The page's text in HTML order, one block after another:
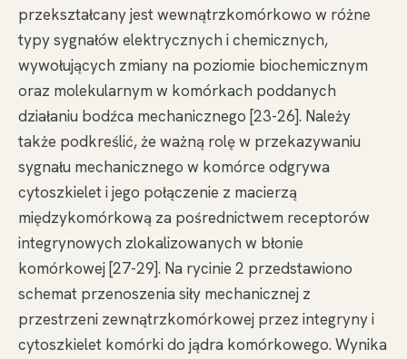
przekształcany jest wewnątrzkomórkowo w różne
typy sygnałów elektrycznych i chemicznych,
wywołujących zmiany na poziomie biochemicznym
oraz molekularnym w komórkach poddanych
działaniu bodźca mechanicznego [23-26]. Należy
także podkreślić, że ważną rolę w przekazywaniu
sygnału mechanicznego w komórce odgrywa
cytoszkielet i jego połączenie z macierzą
międzykomórkową za pośrednictwem receptorów
integrynowych zlokalizowanych w błonie
komórkowej [27-29]. Na rycinie 2 przedstawiono
schemat przenoszenia siły mechanicznej z
przestrzeni zewnątrzkomórkowej przez integryny i
cytoszkielet komórki do jądra komórkowego. Wynika